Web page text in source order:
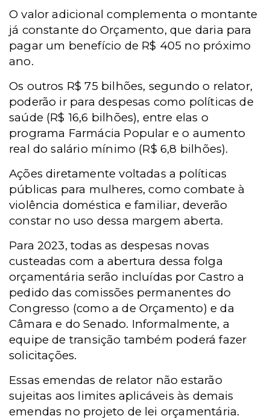
O valor adicional complementa o montante
já constante do Orçamento, que daria para
pagar um benefício de R$ 405 no próximo
ano.
Os outros R$ 75 bilhões, segundo o relator,
poderão ir para despesas como políticas de
saúde (R$ 16,6 bilhões), entre elas o
programa Farmácia Popular e o aumento
real do salário mínimo (R$ 6,8 bilhões).
Ações diretamente voltadas a políticas
públicas para mulheres, como combate à
violência doméstica e familiar, deverão
constar no uso dessa margem aberta.
Para 2023, todas as despesas novas
custeadas com a abertura dessa folga
orçamentária serão incluídas por Castro a
pedido das comissões permanentes do
Congresso (como a de Orçamento) e da
Câmara e do Senado. Informalmente, a
equipe de transição também poderá fazer
solicitações.
Essas emendas de relator não estarão
sujeitas aos limites aplicáveis às demais
emendas no projeto de lei orçamentária.